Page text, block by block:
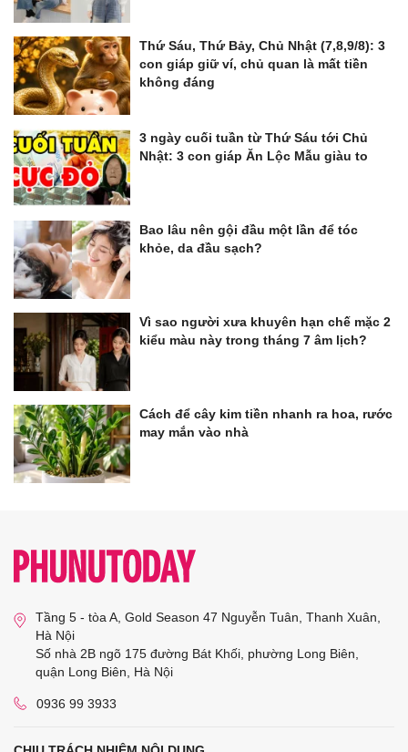
Thứ Sáu, Thứ Bảy, Chủ Nhật (7,8,9/8): 3
con giáp giữ ví, chủ quan là mất tiền
không đáng
3 ngày cuối tuần từ Thứ Sáu tới Chủ
Nhật: 3 con giáp Ăn Lộc Mẫu giàu to
Bao lâu nên gội đầu một lần để tóc
khỏe, da đầu sạch?
Vì sao người xưa khuyên hạn chế mặc 2
kiểu màu này trong tháng 7 âm lịch?
Cách để cây kim tiền nhanh ra hoa, rước
may mắn vào nhà
Tầng 5 - tòa A, Gold Season 47 Nguyễn Tuân, Thanh Xuân,
Hà Nội
Số nhà 2B ngõ 175 đường Bát Khối, phường Long Biên,
quận Long Biên, Hà Nội
0936 99 3933